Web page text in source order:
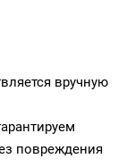
вручную
повреждения